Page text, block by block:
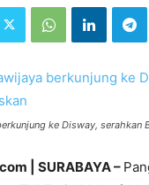
ke Disway, serahkan
| SURABAYA –